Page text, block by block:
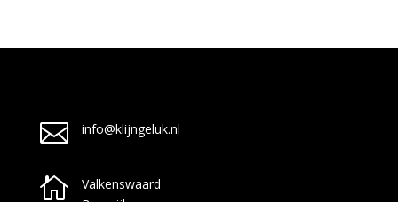
 info@klijngeluk.nl

Valkenswaard